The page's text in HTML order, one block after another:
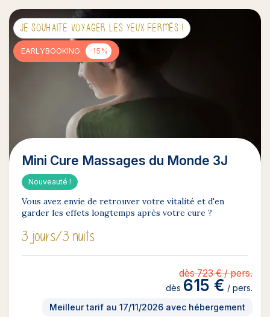
JE SOUHAITE VOYAGER LES YEUX FERMÉS !
EARLYBOOKING -15%
Mini Cure Massages du Monde 3J
Nouveauté !
Vous avez envie de retrouver votre vitalité et d'en
garder les effets longtemps après votre cure ?
3 jours/3 nuits
dès 723 € / pers.
dès 615 € / pers.
Meilleur tarif au 17/11/2026 avec hébergement